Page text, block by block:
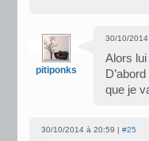
pitiponks
30/10/
Alors
que je
30/10/2014 à 20:59 | #25